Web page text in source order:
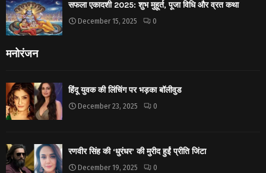
सफला एकादशी 2025: शुभ मुहूर्त, पूजा विधि और व्रत कथा
December 15, 2025 0
मनोरंजन
हिंदू युवक की लिंचिंग पर भड़का बॉलीवुड
December 23, 2025 0
रणवीर सिंह की ‘धुरंधर’ की मुरीद हुईं प्रीति जिंटा
December 19, 2025 0